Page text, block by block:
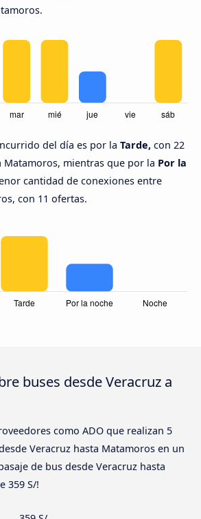
del día es por la Tarde, con 22
Matamoros, mientras que por la Por la
cantidad de conexiones entre
con 11 ofertas.
buses desde Veracruz a
como ADO que realizan 5
Veracruz hasta Matamoros en un
de bus desde Veracruz hasta
359 S/!